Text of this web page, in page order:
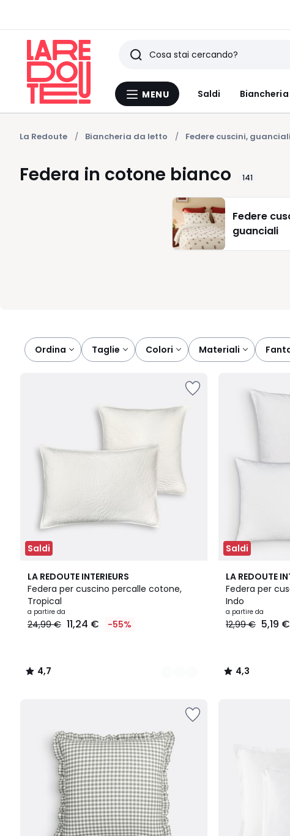
Menu
MENU Saldi
Ricerca
Ultimi
articoli
visti
La Redoute Biancheria da letto Federe cuscini, guanciali
Federa in cotone bianco 141
Federe
guanciali
Ordina taglie colori materiali
Saldi
LA REDOUTE INTERIEURS
Federa per cuscino percalle cotone,
Tropical
Prezzo
a
€
sconto
applicato.
a partire da
24,99 € 11,24 € -55%
4,7
/ 5
5
Colori
4,7
/
Saldi
LA REDOUTE
Federa per
Indo
a partire da
12,99 € 5,19 €
4,3
/ 5
4
Colori
4,3
/